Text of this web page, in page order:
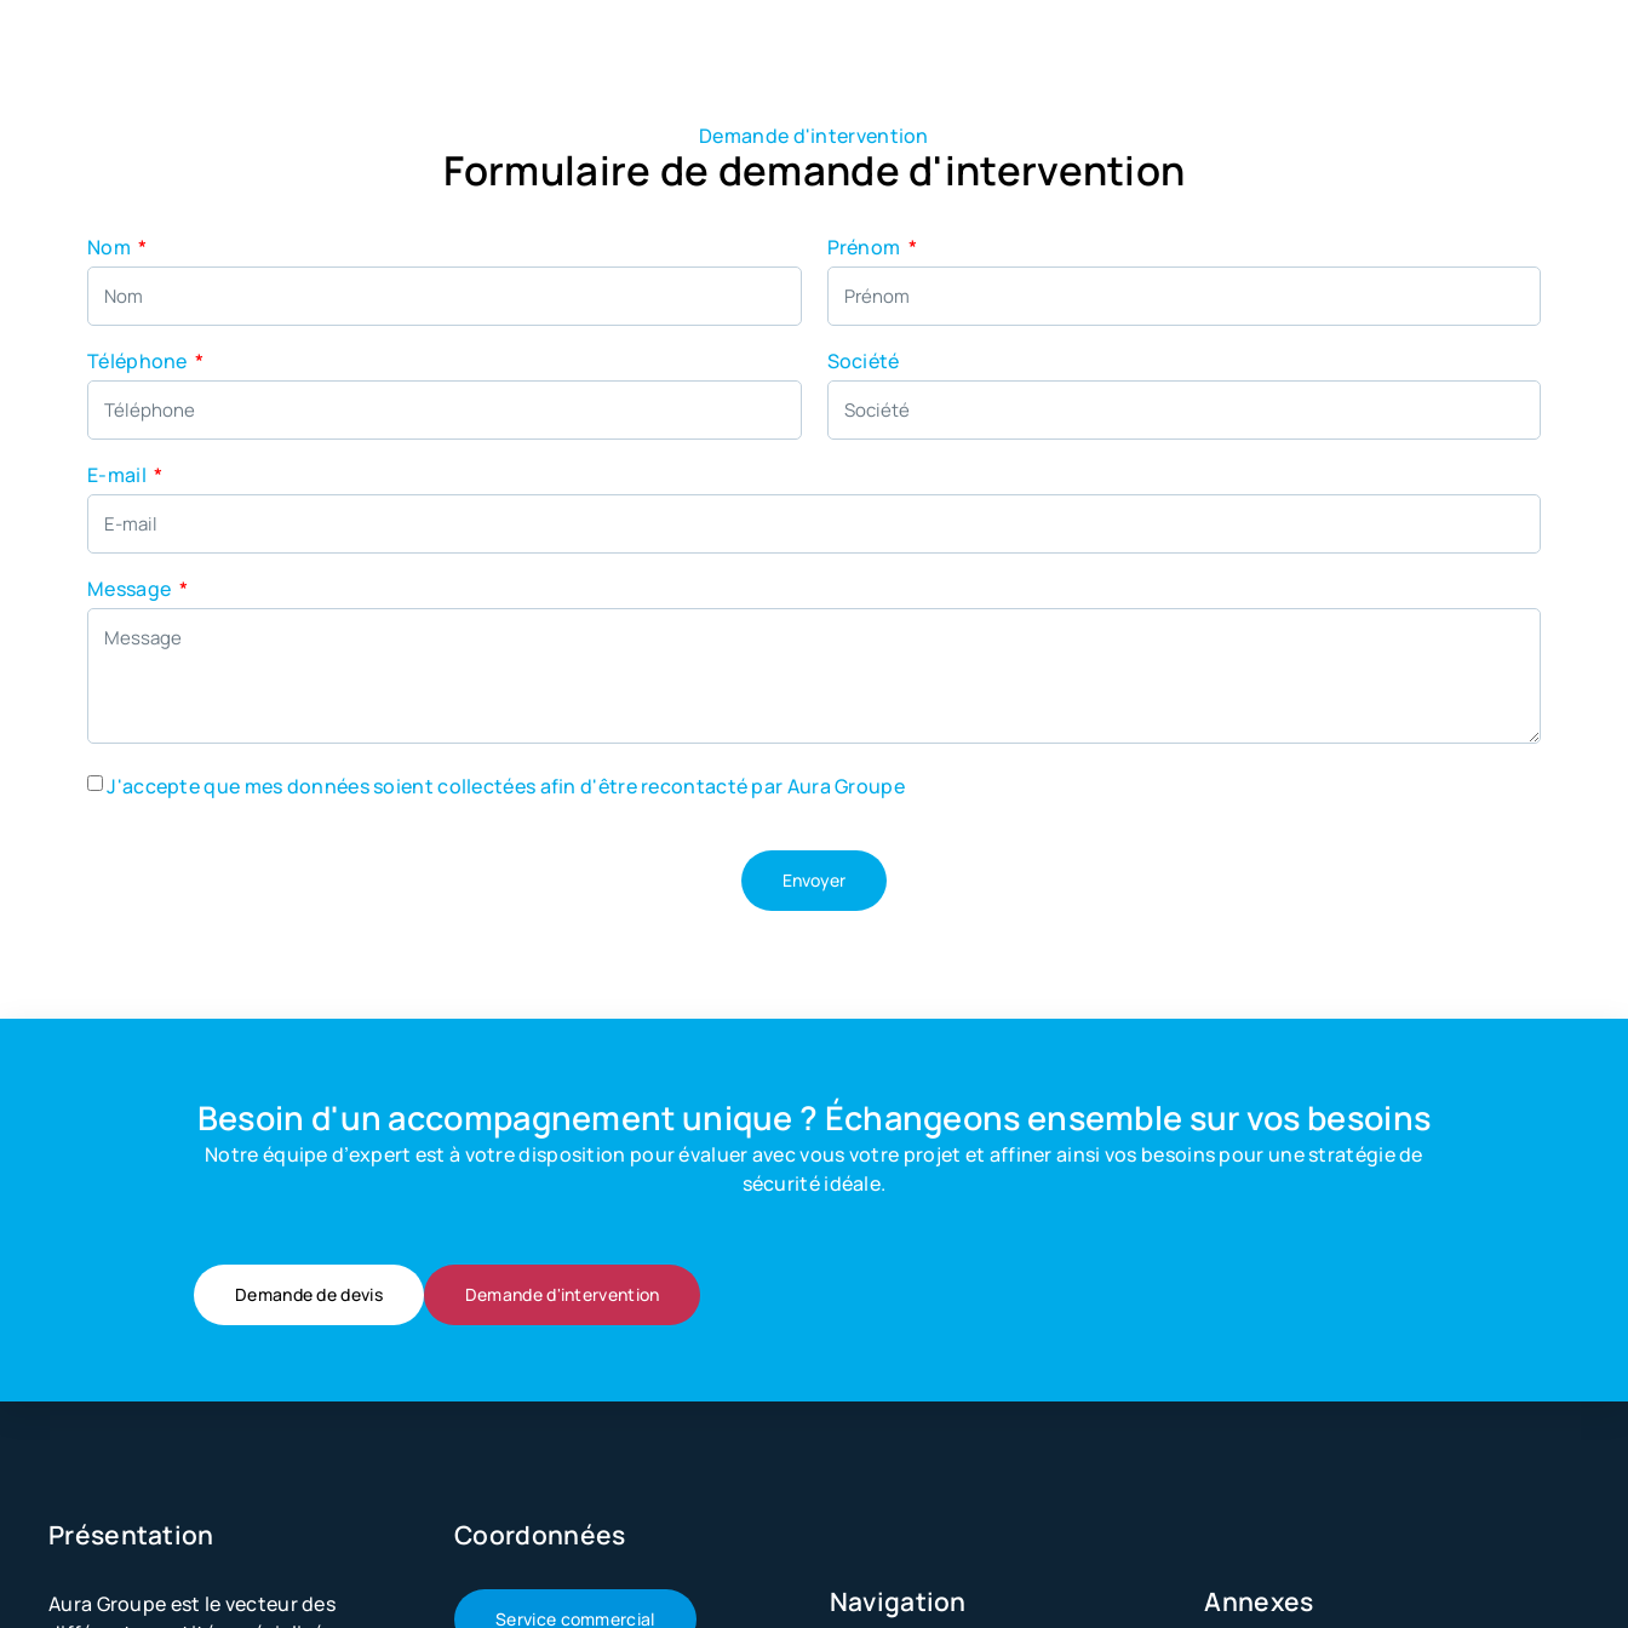
Demande d'intervention
Formulaire de demande d'intervention
Nom Prénom
Téléphone Société
E-mail
Message
J'accepte que mes données soient collectées afin d'être recontacté par Aura Groupe
Envoyer
Besoin d'un accompagnement unique ? Échangeons ensemble sur vos besoins
Notre équipe d’expert est à votre disposition pour évaluer avec vous votre projet et affiner ainsi vos besoins pour une stratégie de
sécurité idéale.
Demande de devis Demande d'intervention
Présentation
Aura Groupe est le vecteur des
Coordonnées
Service commercial
Navigation Annexes